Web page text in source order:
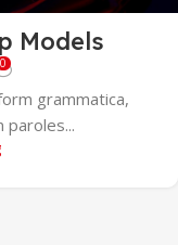
Models
0
grammatica,
paroles...